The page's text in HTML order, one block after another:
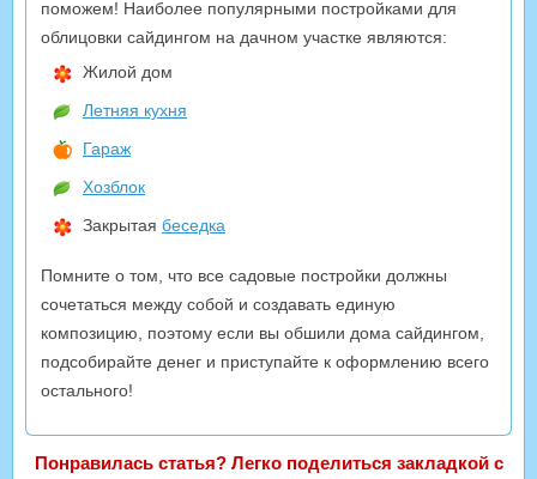
поможем! Наиболее популярными постройками для
облицовки сайдингом на дачном участке являются:
Жилой дом
Летняя кухня
Гараж
Хозблок
Закрытая беседка
Помните о том, что все садовые постройки должны
сочетаться между собой и создавать единую
композицию, поэтому если вы обшили дома сайдингом,
подсобирайте денег и приступайте к оформлению всего
остального!
Понравилась статья? Легко поделиться закладкой с